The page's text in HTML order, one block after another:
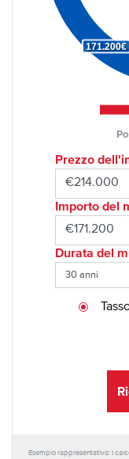
171.200€
Prezzo
Importo del
Durata del
Esempio rappresentativo: I